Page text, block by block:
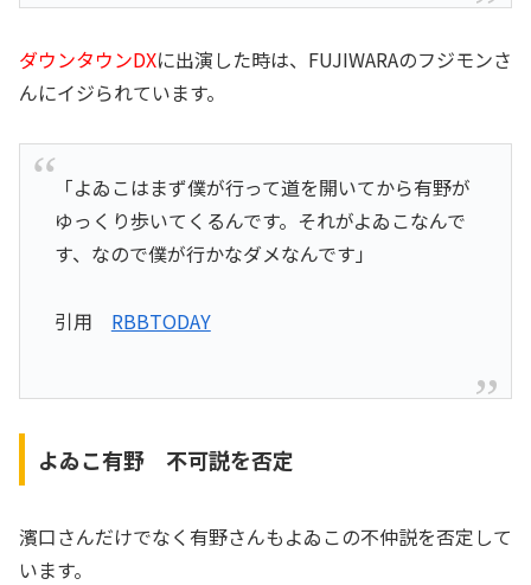
ダウンタウンDXに出演した時は、FUJIWARAのフジモンさ
んにイジられています。
「よゐこはまず僕が行って道を開いてから有野が
ゆっくり歩いてくるんです。それがよゐこなんで
す、なので僕が行かなダメなんです」
引用 RBBTODAY
よゐこ有野 不可説を否定
濱口さんだけでなく有野さんもよゐこの不仲説を否定して
います。